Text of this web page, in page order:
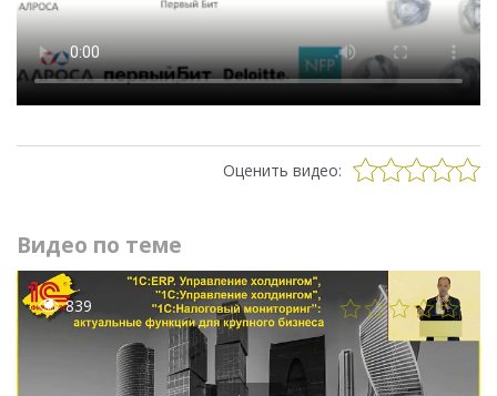
Оценить видео:
Видео по теме
839